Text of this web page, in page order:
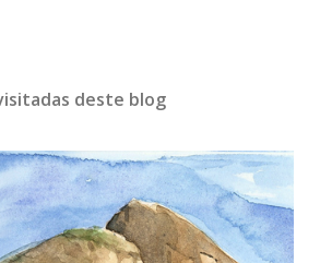
deste blog